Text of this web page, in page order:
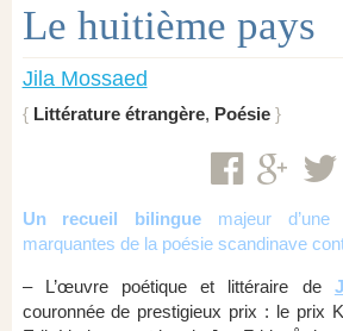
Le huitième pays
Jila Mossaed
Littérature étrangère, Poésie
Un recueil bilingue majeur
marquantes de la poésie scandinave
– L’œuvre poétique et littéraire de
couronnée de prestigieux prix : le prix